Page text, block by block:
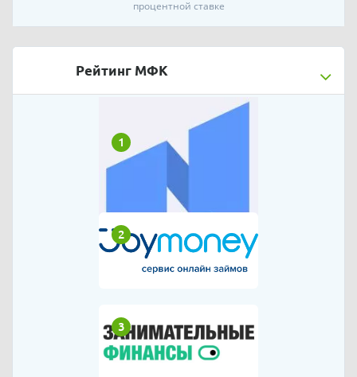
процентной ставке
Рейтинг МФК
1
2
3